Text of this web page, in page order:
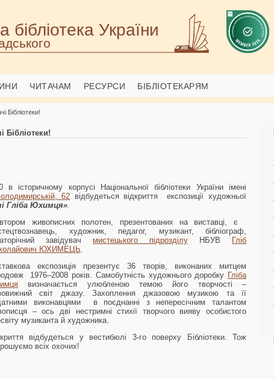
бібліотека України
ЧИТАЧАМ РЕСУРСИ БІБЛІОТЕКАРЯМ
Бібліотеки!
Бібліотеки!
в історичному
корпусі Національної бібліотеки України імені
62 відбудеться відкриття експозиції художньої
Гліба Юхимця»
живописних полотен, презентованих на виставці, є
художник, педагог, музикант, бібліограф,
завідувач мистецького підрозділу НБУВ
Гліб
ЮХИМЕЦЬ
експозиція презентує 36 творів, виконаних митцем
1976–2008 років. Самобутність художнього доробку Гліба
визначається улюбленою темою його творчості –
світ джазу. Захоплення джазовою музикою та її
виконавцями в поєднанні з непересічним талантом
– ось дві нестримні стихії творчого вияву особистого
музиканта й художника.
відбудеться у вестибюлі 3-го поверху Бібліотеки. Тож
всіх охочих!